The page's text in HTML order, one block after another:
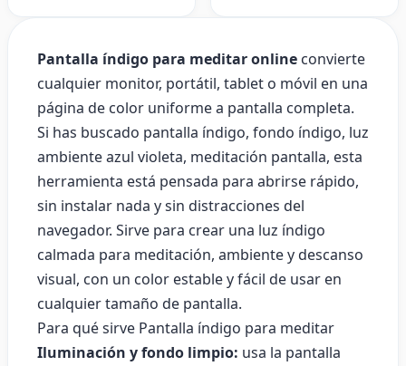
Pantalla índigo para meditar online convierte
cualquier monitor, portátil, tablet o móvil en una
página de color uniforme a pantalla completa.
Si has buscado pantalla índigo, fondo índigo, luz
ambiente azul violeta, meditación pantalla, esta
herramienta está pensada para abrirse rápido,
sin instalar nada y sin distracciones del
navegador. Sirve para crear una luz índigo
calmada para meditación, ambiente y descanso
visual, con un color estable y fácil de usar en
cualquier tamaño de pantalla.
Para qué sirve Pantalla índigo para meditar
Iluminación y fondo limpio: usa la pantalla